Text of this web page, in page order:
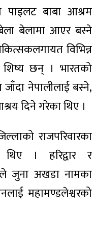
पाइलट बाबा आश्रम
बेलामा आएर बस्ने
विभिन्न
छन् । भारतको
नेपालीलाई बस्ने,
दिने गरेका थिए ।
राजपरिवारका
। हरिद्वार र
जुना अखडा नामका
महामण्डलेश्वरको